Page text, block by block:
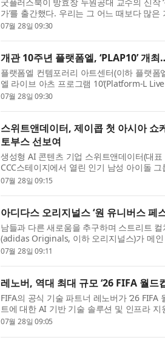
가’를 출간했다. 우리는 그 어느 때보다 많
대를 살면서도 누구는 오르고 ...
07월 28일 09:30
개관 10주년 플랫폼엘, ‘PLAP10’ 개
플랫폼엘 컨템포러리 아트센터(이하 플랫폼
엘 라이브 아츠 프로그램 10’(Platform-L
2016년 개관한 플랫폼엘은 지난 1...
07월 28일 09:30
스위트앤데이터, 제이콥 첫 아시아 쇼
토부스 선보여
생성형 AI 콘텐츠 기업 스위트앤데이터(대
CCC스테이지에서 열린 인기 남성 아이돌
‘JACOB 1st Asia Showcase: More ...
07월 28일 09:15
아디다스 오리지널스 ‘원 유니버스 페
남들과 다른 새로움을 추구하며 스트리트
(adidas Originals, 이하 오리지널스)가 메인
2026(ONE UNIVERSE FESTIVAL 2026, 이하
07월 28일 09:11
레노버, 역대 최대 규모 ‘26 FIFA 월드
FIFA의 공식 기술 파트너 레노버가 ‘26
트에 대한 AI 기반 기술 솔루션 및 인프라
16개 도시, 48개 참가국, 총 10...
07월 28일 09:05